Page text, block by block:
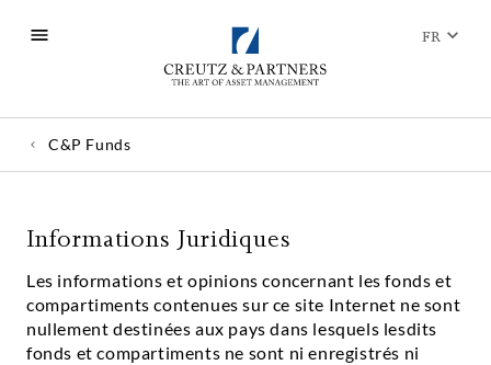
FR
C&P Funds
Informations Juridiques
Les informations et opinions concernant les fonds et
compartiments contenues sur ce site Internet ne sont
nullement destinées aux pays dans lesquels lesdits
fonds et compartiments ne sont ni enregistrés ni